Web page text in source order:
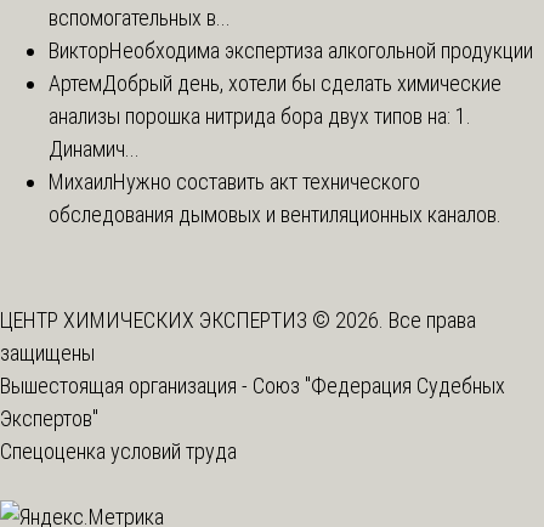
вспомогательных в...
ВикторНеобходима экспертиза алкогольной продукции
АртемДобрый день, хотели бы сделать химические
анализы порошка нитрида бора двух типов на: 1.
Динамич...
МихаилНужно составить акт технического
обследования дымовых и вентиляционных каналов.
ЦЕНТР ХИМИЧЕСКИХ ЭКСПЕРТИЗ © 2026. Все права
защищены
Вышестоящая организация - Союз "Федерация Судебных
Экспертов"
Спецоценка условий труда